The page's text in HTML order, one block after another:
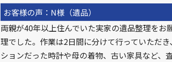
お客様の声： N様（遺品）
両親が40年以上住んでいた実家の遺品整理を
理でした。作業は2日間に分けて行っていただ
ションだった時計や母の着物、古い家具など